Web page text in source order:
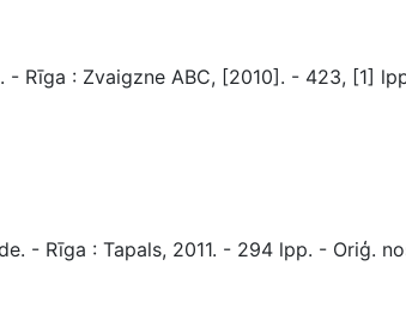
Rīga : Zvaigzne ABC, [2010]. - 423, [1]
- Rīga : Tapals, 2011. - 294 lpp. - Oriģ.